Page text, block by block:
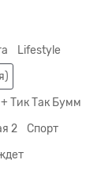
Lifestyle
+ Тик Так Бумм
2 Спорт